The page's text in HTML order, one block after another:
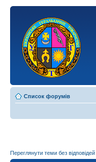
Список форумів
Переглянути теми без відповідей